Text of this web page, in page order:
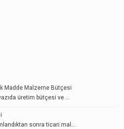
Madde Malzeme Bütçesi
üretim bütçesi ve ...
sonra ticari mal...